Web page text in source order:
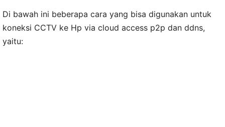
Di bawah ini beberapa cara yang bisa digunakan untuk
koneksi CCTV ke Hp via cloud access p2p dan ddns,
yaitu: